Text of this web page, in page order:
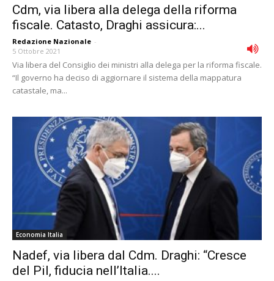
Cdm, via libera alla delega della riforma
fiscale. Catasto, Draghi assicura:...
Redazione Nazionale -
5 Ottobre 2021
Via libera del Consiglio dei ministri alla delega per la riforma fiscale.
“Il governo ha deciso di aggiornare il sistema della mappatura
catastale, ma...
Economia Italia
Nadef, via libera dal Cdm. Draghi: “Cresce
del Pil, fiducia nell’Italia....